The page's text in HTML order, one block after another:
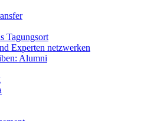
Tagungsort
Experten netzwerken
Alumni